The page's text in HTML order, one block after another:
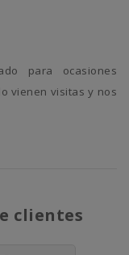
vienen visitas y nos
clientes